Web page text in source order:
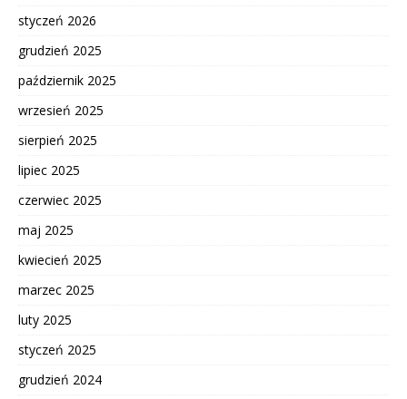
styczeń 2026
grudzień 2025
październik 2025
wrzesień 2025
sierpień 2025
lipiec 2025
czerwiec 2025
maj 2025
kwiecień 2025
marzec 2025
luty 2025
styczeń 2025
grudzień 2024